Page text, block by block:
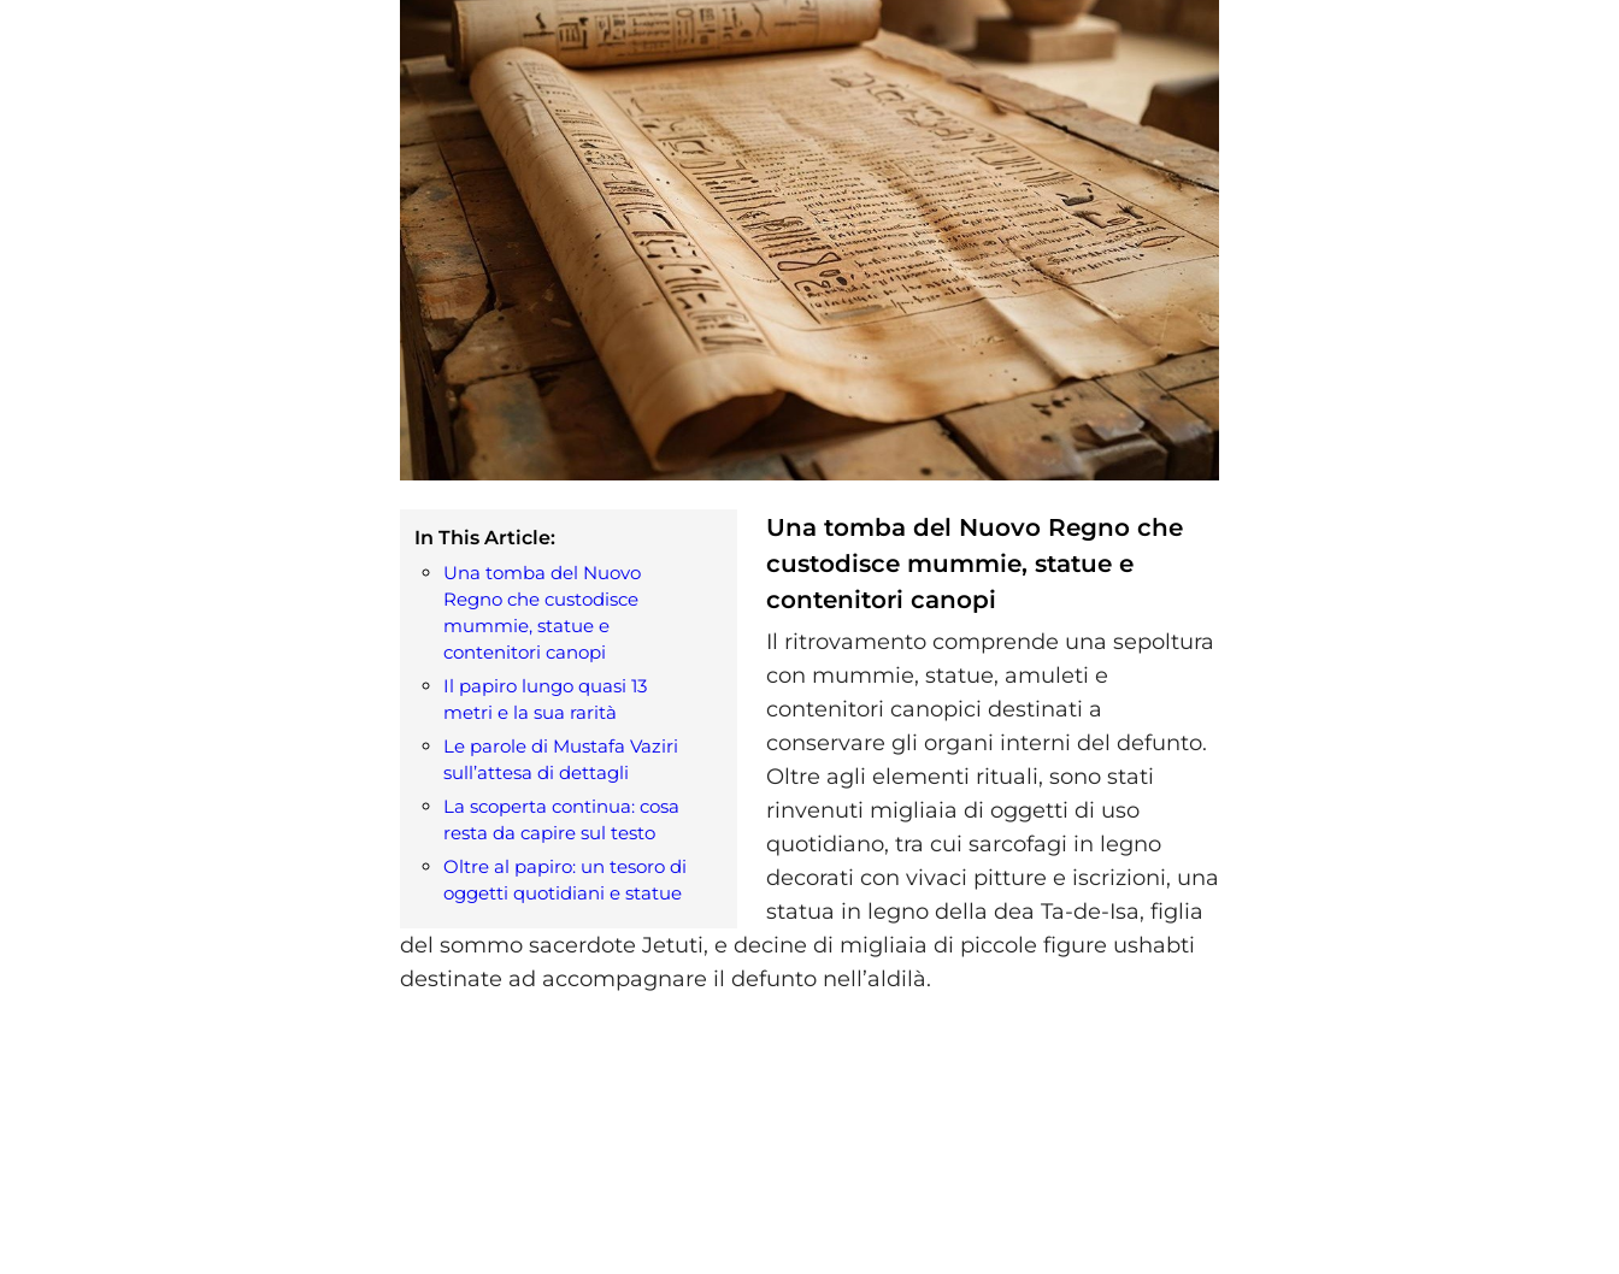
In This Article:
Una tomba del Nuovo
Regno che custodisce
mummie, statue e
contenitori canopi
Il papiro lungo quasi 13
metri e la sua rarità
Le parole di Mustafa Vaziri
sull’attesa di dettagli
La scoperta continua: cosa
resta da capire sul testo
Oltre al papiro: un tesoro di
oggetti quotidiani e statue
Una tomba del Nuovo Regno che
custodisce mummie, statue e
contenitori canopi
Il ritrovamento comprende una sepoltura
con mummie, statue, amuleti e
contenitori canopici destinati a
conservare gli organi interni del defunto.
Oltre agli elementi rituali, sono stati
rinvenuti migliaia di oggetti di uso
quotidiano, tra cui sarcofagi in legno
decorati con vivaci pitture e iscrizioni, una
statua in legno della dea Ta-de-Isa, figlia
del sommo sacerdote Jetuti, e decine di migliaia di piccole figure ushabti
destinate ad accompagnare il defunto nell’aldilà.